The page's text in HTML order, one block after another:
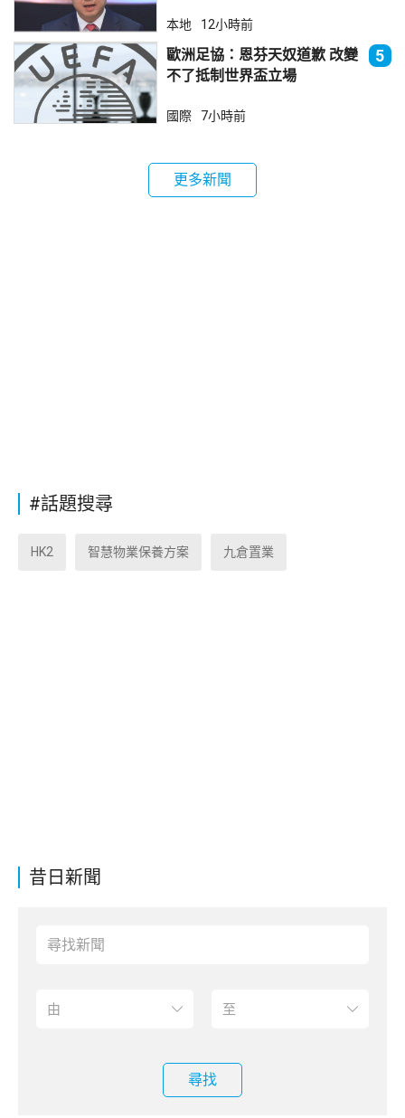
昔日新聞
尋找
本地 12小時前
歐洲足協：恩芬天奴道歉 改變
不了抵制世界盃立場
5
國際 7小時前
更多新聞
#話題搜尋
HK2 智慧物業保養方案 九倉置業